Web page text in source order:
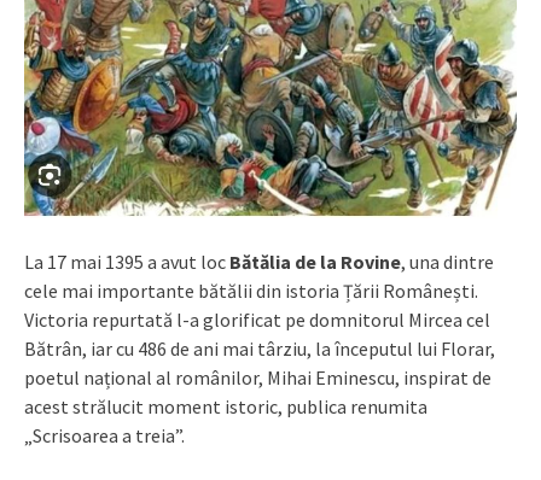
La 17 mai 1395 a avut loc Bătălia de la Rovine, una dintre
cele mai importante bătălii din istoria Țării Românești.
Victoria repurtată l-a glorificat pe domnitorul Mircea cel
Bătrân, iar cu 486 de ani mai târziu, la începutul lui Florar,
poetul național al românilor, Mihai Eminescu, inspirat de
acest strălucit moment istoric, publica renumita
„Scrisoarea a treia”.